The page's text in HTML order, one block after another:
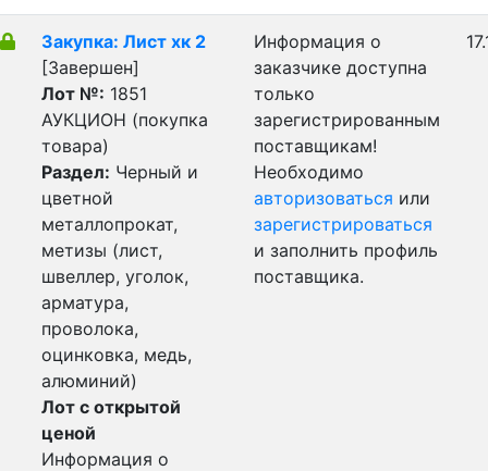
Закупка: Лист хк 2
[Завершен]
Лот №: 1851
АУКЦИОН (покупка
товара)
Раздел: Черный и
цветной
металлопрокат,
метизы (лист,
швеллер, уголок,
арматура,
проволока,
оцинковка, медь,
алюминий)
Лот с открытой
ценой
Информация о
Информация о
заказчике доступна
только
зарегистрированным
поставщикам!
Необходимо
авторизоваться или
зарегистрироваться
и заполнить профиль
поставщика.